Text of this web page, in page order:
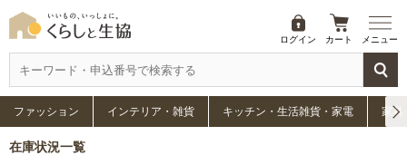
ログイン カート メニュー
ファッション インテリア・雑貨 キッチン・生活雑貨・家電 家具
在庫状況一覧